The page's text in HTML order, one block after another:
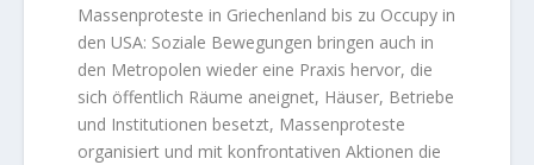
Massenproteste in Griechenland bis zu Occupy in
den USA: Soziale Bewegungen bringen auch in
den Metropolen wieder eine Praxis hervor, die
sich öffentlich Räume aneignet, Häuser, Betriebe
und Institutionen besetzt, Massenproteste
organisiert und mit konfrontativen Aktionen die